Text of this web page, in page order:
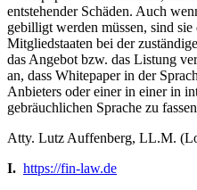
entstehender Schäden. Auch
gebilligt werden müssen, sind
Mitgliedstaaten bei der
das Angebot bzw. das Listung
an, dass Whitepaper in der
Anbieters oder einer in einer in
gebräuchlichen Sprache zu
Atty. Lutz Auffenberg, LL.M.
I. https://fin-law.de